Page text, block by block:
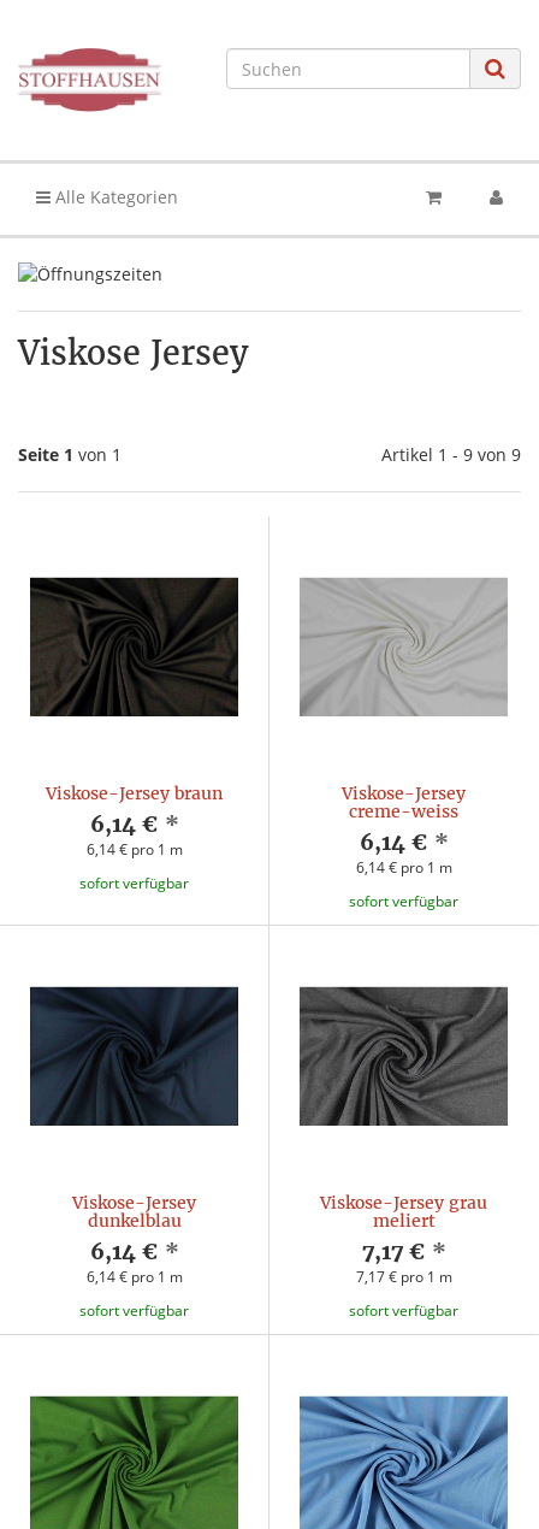
Alle Kategorien
Viskose Jersey
Seite 1 von 1 Artikel 1 - 9 von 9
Viskose-Jersey braun
6,14 € *
6,14 € pro 1 m
sofort verfügbar
Viskose-Jersey
creme-weiss
6,14 € *
6,14 € pro 1 m
sofort verfügbar
Viskose-Jersey
dunkelblau
6,14 € *
6,14 € pro 1 m
sofort verfügbar
Viskose-Jersey grau
meliert
7,17 € *
7,17 € pro 1 m
sofort verfügbar